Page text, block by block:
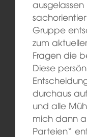
Gruppe
zum
Fragen die
Diese
durchaus
und alle
mich dann
Parteien“